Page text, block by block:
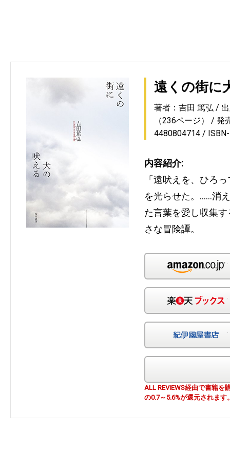
遠くの街に
著者：吉田 篤弘
（236ページ）
発
4480804714
内容紹介:
「遠吠えを、ひろ
を光らせた。……消
た言葉を愛し収集
さな冒険譚。
ALL REVIEWS経由で書籍
の0.7～5.6%が還元されます